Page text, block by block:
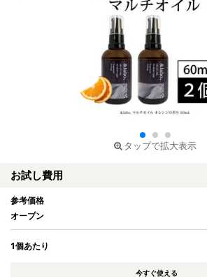
タップで拡大表示
お試し費用
参考価格
オープン
1個あたり
今すぐ使える